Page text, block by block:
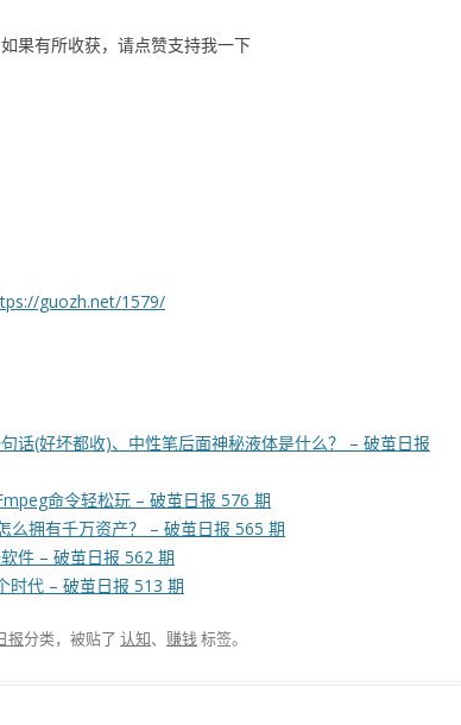
果有所收获，请点赞支持我一下
guozh.net/1579/
话(好坏都收)、中性笔后面神秘液体是什么？ – 破茧日报
命令轻松玩 – 破茧日报 576 期
么拥有千万资产？ – 破茧日报 565 期
件 – 破茧日报 562 期
时代 – 破茧日报 513 期
报分类，被贴了 认知、 赚钱标签。